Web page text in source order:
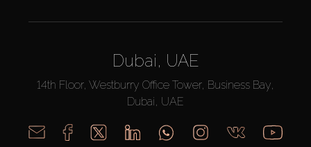
Dubai, UAE
14th Floor, Westburry Office Tower, Business Bay,
Dubai, UAE